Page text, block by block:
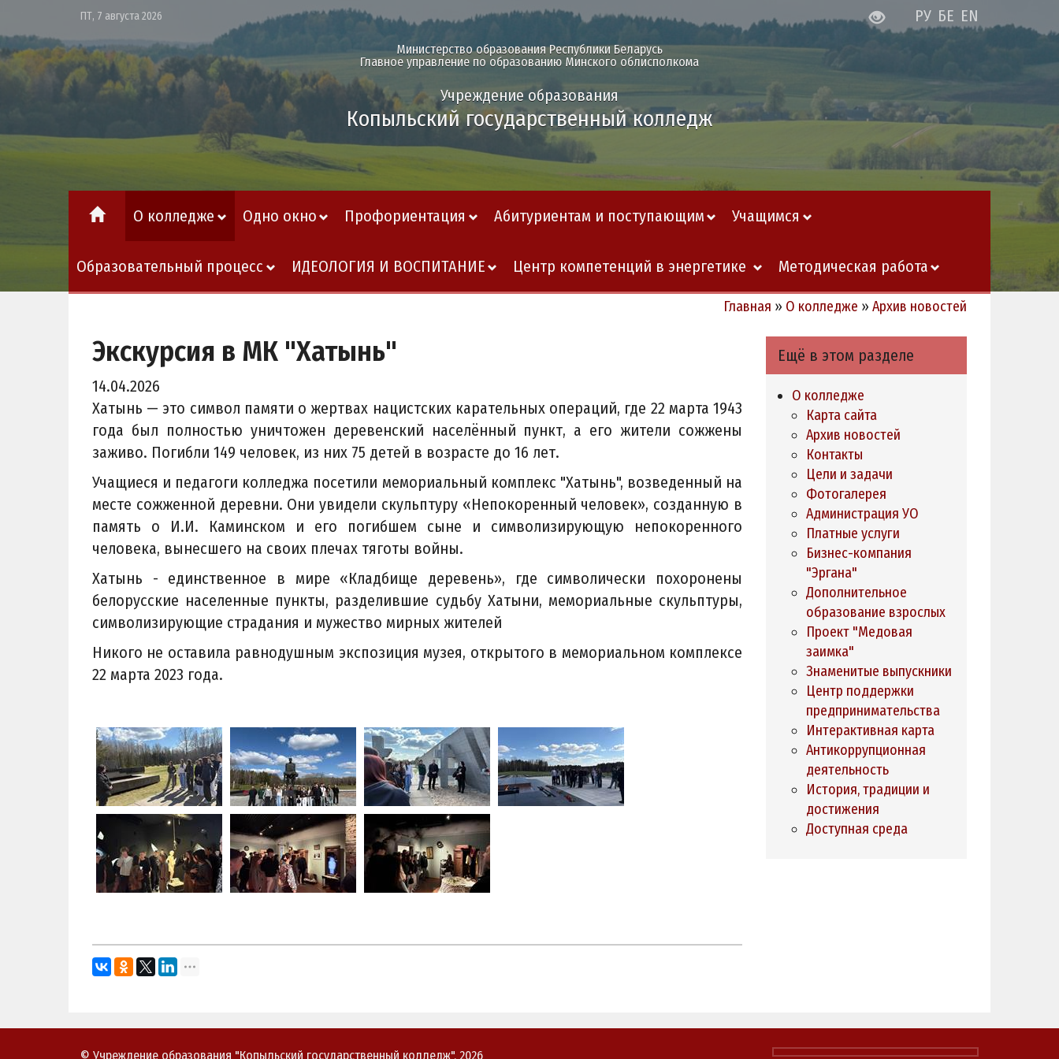
ПТ, 7 августа 2026 РУ БЕ EN
Министерство образования Республики Беларусь
Главное управление по образованию Минского облисполкома
Учреждение образования
Копыльский государственный колледж
О колледже Одно окно Профориентация Абитуриентам и поступающим Учащимся
Образовательный процесс ИДЕОЛОГИЯ И ВОСПИТАНИЕ Центр компетенций в энергетике Методическая работа
Главная » О колледже » Архив новостей
Экскурсия в МК "Хатынь"
14.04.2026
Хатынь — это символ памяти о жертвах нацистских карательных операций, где 22 марта 1943
года был полностью уничтожен деревенский населённый пункт, а его жители сожжены
заживо. Погибли 149 человек, из них 75 детей в возрасте до 16 лет.
Учащиеся и педагоги колледжа посетили мемориальный комплекс "Хатынь", возведенный на
месте сожженной деревни. Они увидели скульптуру «Непокоренный человек», созданную в
память о И.И. Каминском и его погибшем сыне и символизирующую непокоренного
человека, вынесшего на своих плечах тяготы войны.
Хатынь - единственное в мире «Кладбище деревень», где символически похоронены
белорусские населенные пункты, разделившие судьбу Хатыни, мемориальные скульптуры,
символизирующие страдания и мужество мирных жителей
Никого не оставила равнодушным экспозиция музея, открытого в мемориальном комплексе
22 марта 2023 года.
Ещё в этом разделе
О колледже
Карта сайта
Архив новостей
Контакты
Цели и задачи
Фотогалерея
Администрация УО
Платные услуги
Бизнес-компания
"Эргана"
Дополнительное
образование взрослых
Проект "Медовая
заимка"
Знаменитые выпускники
Центр поддержки
предпринимательства
Интерактивная карта
Антикоррупционная
деятельность
История, традиции и
достижения
Доступная среда
© Учреждение образования "Копыльский государственный колледж", 2026